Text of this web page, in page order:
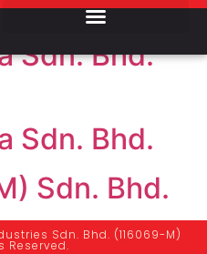
Sdn. Bhd.
Sdn. Bhd.
Sdn. Bhd.
Sdn. Bhd. (116069-M)
Reserved.